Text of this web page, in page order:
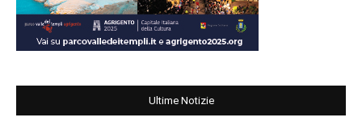
Ultime Notizie